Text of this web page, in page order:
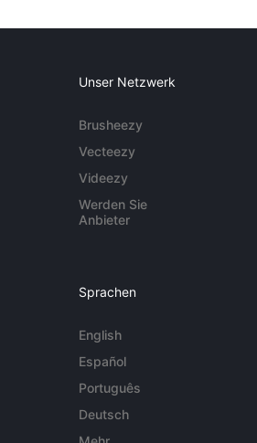
Unser Netzwerk
Brusheezy
Vecteezy
Videezy
Werden Sie
Anbieter
Sprachen
English
Español
Português
Deutsch